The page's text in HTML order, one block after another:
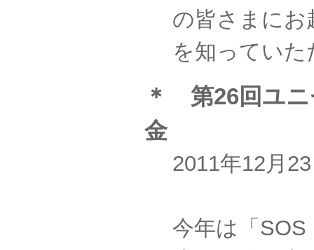
の皆さまにお
を知ってい
＊ 第26回ユニ
金
2011年12月
今年は「